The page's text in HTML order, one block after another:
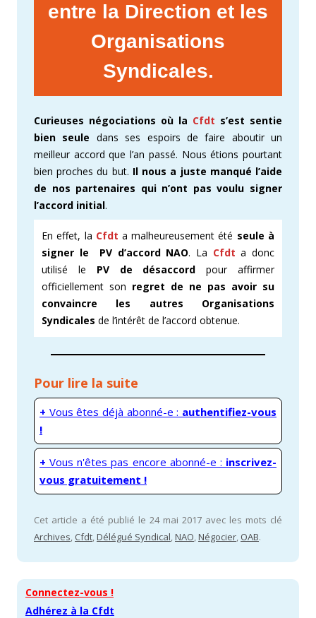
entre la Direction et les
Organisations
Syndicales.
Curieuses négociations où la Cfdt s’est sentie
bien seule dans ses espoirs de faire aboutir un
meilleur accord que l’an passé. Nous étions pourtant
bien proches du but. Il nous a juste manqué l’aide
de nos partenaires qui n’ont pas voulu signer
l’accord initial.
En effet, la Cfdt a malheureusement été seule à
signer le PV d’accord NAO. La Cfdta donc
utilisé le PV de désaccord pour affirmer
officiellement son regret de ne pas avoir su
convaincre les autres Organisations
Syndicales de l’intérêt de l’accord obtenue.
Pour lire la suite
+ Vous êtes déjà abonné-e : authentifiez-vous
!
+ Vous n'êtes pas encore abonné-e : inscrivez-
vous gratuitement !
Cet article a été publié le 24 mai 2017 avec les mots clé
Archives, Cfdt,Délégué Syndical,NAO,Négocier, OAB.
Connectez-vous !
Adhérez à la Cfdt